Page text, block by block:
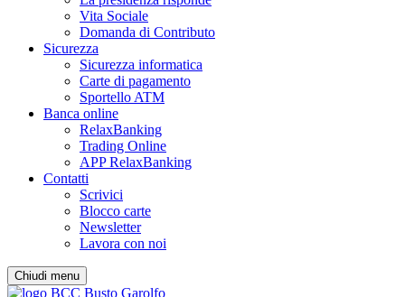
Vita Sociale
Domanda di Contributo
Sicurezza
Sicurezza informatica
Carte di pagamento
Sportello ATM
Banca online
RelaxBanking
Trading Online
APP RelaxBanking
Contatti
Scrivici
Blocco carte
Newsletter
Lavora con noi
Chiudi menu